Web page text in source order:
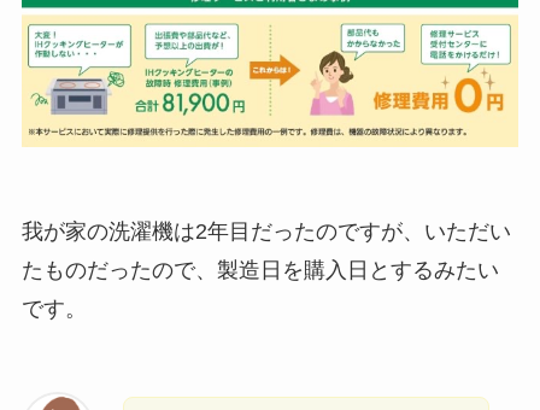
我が家の洗濯機は2年目だったのですが、いただい
たものだったので、製造日を購入日とするみたい
です。